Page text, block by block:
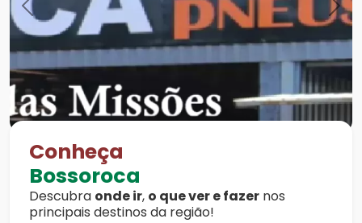
Previous Next
Conheça
Bossoroca
Descubra onde ir, o que ver e fazer nos
principais destinos da região!